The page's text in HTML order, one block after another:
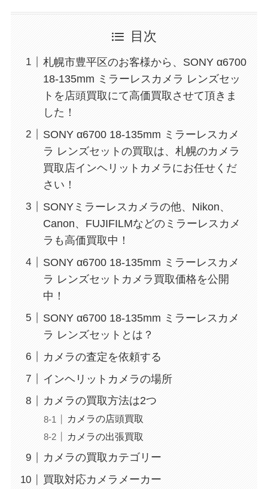
目次
札幌市豊平区のお客様から、SONY α6700
18‐135mm ミラーレスカメラ レンズセッ
トを店頭買取にて高価買取させて頂きま
した！
SONY α6700 18‐135mm ミラーレスカメ
ラ レンズセットの買取は、札幌のカメラ
買取店インヘリットカメラにお任せくだ
さい！
SONYミラーレスカメラの他、Nikon、
Canon、FUJIFILMなどのミラーレスカメ
ラも高価買取中！
SONY α6700 18‐135mm ミラーレスカメ
ラ レンズセットカメラ買取価格を公開
中！
SONY α6700 18‐135mm ミラーレスカメ
ラ レンズセットとは？
カメラの査定を依頼する
インヘリットカメラの場所
カメラの買取方法は2つ
カメラの店頭買取
カメラの出張買取
カメラの買取カテゴリー
買取対応カメラメーカー